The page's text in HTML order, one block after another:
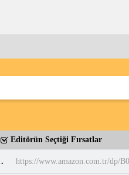
Editörün Seçtiği Fırsatlar
Moda https://www.amazon.com.tr/dp/